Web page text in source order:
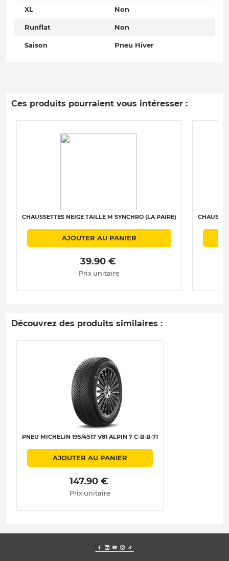
XL Non
Runflat Non
Saison Pneu Hiver
Ces produits pourraient vous intéresser :
CHAUSSETTES NEIGE TAILLE M SYNCHRO (LA PAIRE)
AJOUTER AU PANIER
39.90 €
Prix unitaire
Découvrez des produits similaires :
PNEU MICHELIN 195/4517 V81 ALPIN 7 C-B-B-71
AJOUTER AU PANIER
147.90 €
Prix unitaire